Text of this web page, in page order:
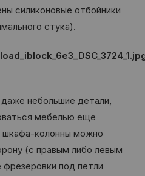
силиконовые отбойники
стука).
небольшие детали,
мебелью еще
шкафа-колонны можно
(с правым либо левым
под петли